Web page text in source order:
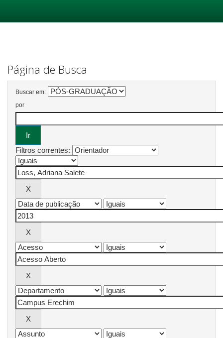
Página de Busca
Buscar em:
por
Filtros correntes: